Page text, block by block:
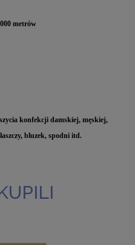
metrów
konfekcji damskiej, męskiej,
bluzek, spodni itd.